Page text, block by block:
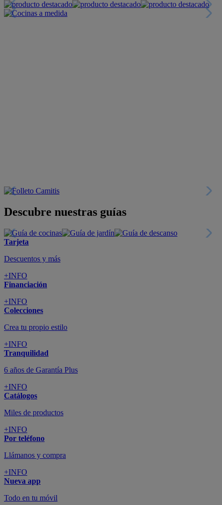
Descubre nuestras guías
Tarjeta
Descuentos y más
+INFO
Financiación
+INFO
Colecciones
Crea tu propio estilo
+INFO
Tranquilidad
6 años de Garantía Plus
+INFO
Catálogos
Miles de productos
+INFO
Por teléfono
Llámanos y compra
+INFO
Nueva app
Todo en tu móvil